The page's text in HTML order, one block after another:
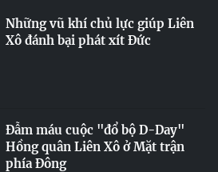
Những vũ khí chủ lực giúp Liên
Xô đánh bại phát xít Đức
Đẫm máu cuộc "đổ bộ D-Day"
Hồng quân Liên Xô ở Mặt trận
phía Đông